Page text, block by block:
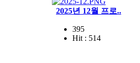
2025년 12월 프로..
395
Hit : 514